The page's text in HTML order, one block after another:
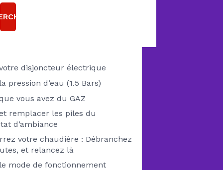
EN PANNE ?
Pensez à vérifier
disjoncteur électrique
pression d’eau (1.5 Bars)
vous avez du GAZ
remplacer les piles du
d’ambiance
votre chaudière : Débranchez
et relancez là
mode de fonctionnement